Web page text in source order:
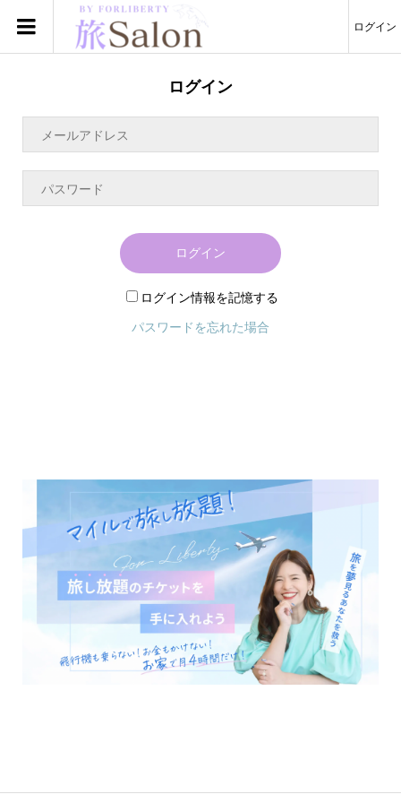
ログイン
ログイン
ログイン
ログイン情報を記憶する
パスワードを忘れた場合